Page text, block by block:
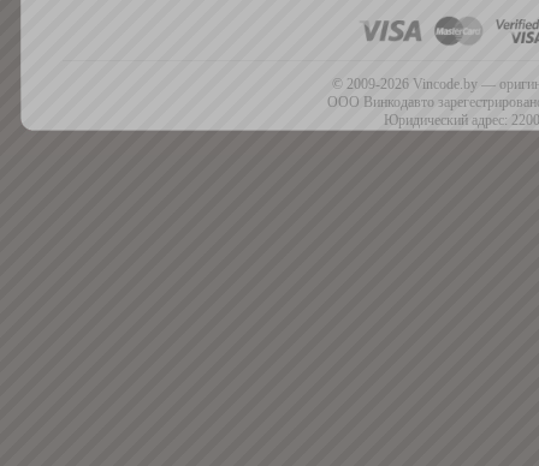
© 2009-2026 Vincode.by —
ООО Винкодавто
Юридический адрес: